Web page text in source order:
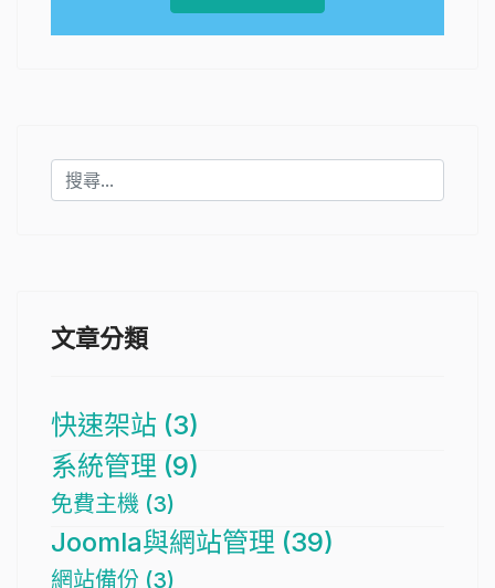
文章分類
快速架站 (3)
系統管理 (9)
免費主機 (3)
Joomla與網站管理 (39)
網站備份 (3)